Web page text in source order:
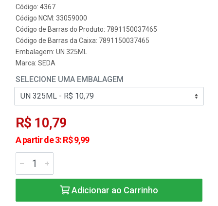
Código: 4367
Código NCM: 33059000
Código de Barras do Produto: 7891150037465
Código de Barras da Caixa: 7891150037465
Embalagem: UN 325ML
Marca: SEDA
SELECIONE UMA EMBALAGEM
R$ 10,79
A partir de 3: R$ 9,99
Adicionar ao Carrinho